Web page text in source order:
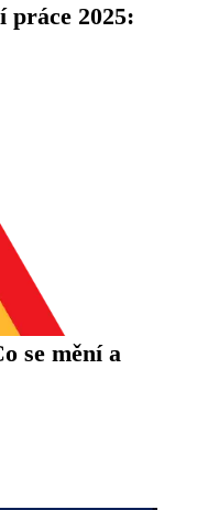
práce 2025:
se mění a